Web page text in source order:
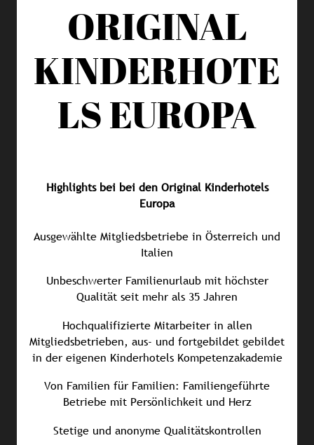
ORIGINAL
KINDERHOTE
LS EUROPA
Highlights bei bei den Original Kinderhotels
Europa
Ausgewählte Mitgliedsbetriebe in Österreich und
Italien
Unbeschwerter Familienurlaub mit höchster
Qualität seit mehr als 35 Jahren
Hochqualifizierte Mitarbeiter in allen
Mitgliedsbetrieben, aus- und fortgebildet gebildet
in der eigenen Kinderhotels Kompetenzakademie
Von Familien für Familien: Familiengeführte
Betriebe mit Persönlichkeit und Herz
Stetige und anonyme Qualitätskontrollen